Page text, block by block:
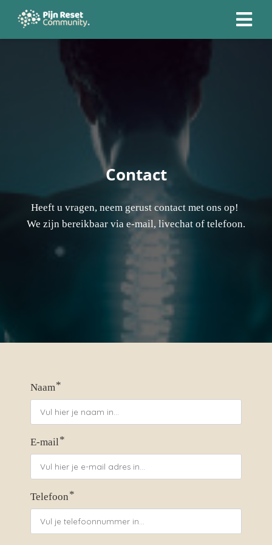
Contact
Heeft u vragen, neem gerust contact met ons op!
We zijn bereikbaar via e-mail, livechat of telefoon.
Naam*
E-mail*
Telefoon*